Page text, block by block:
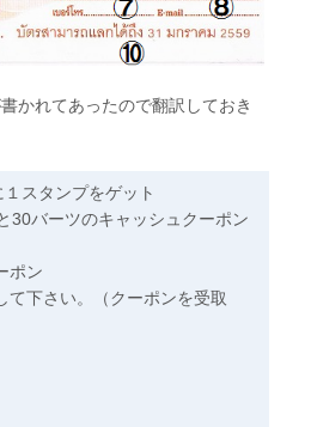
かれてあったので翻訳しておき
スタンプをゲット
30バーツのキャッシュクーポン
ポン
下さい。（クーポンを受取